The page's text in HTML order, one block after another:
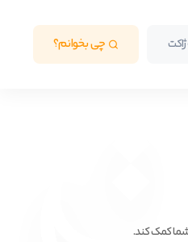
چی بخوانم؟
شما کمک کند.